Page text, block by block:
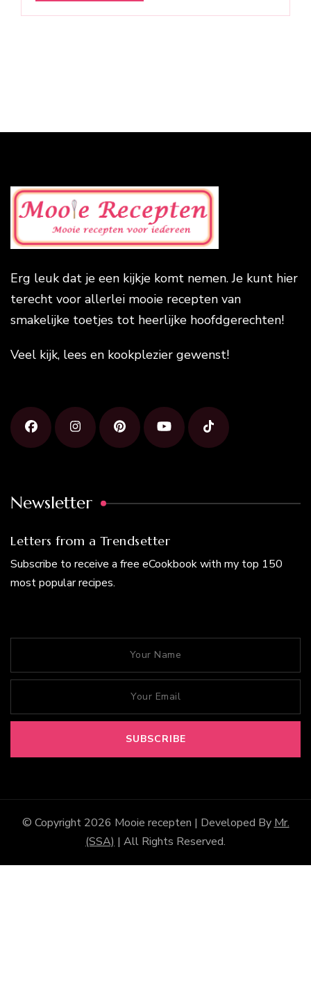
Erg leuk dat je een kijkje komt nemen. Je kunt hier
terecht voor allerlei mooie recepten van
smakelijke toetjes tot heerlijke hoofdgerechten!
Veel kijk, lees en kookplezier gewenst!
Newsletter
Letters from a Trendsetter
Subscribe to receive a free eCookbook with my top 150
most popular recipes.
© Copyright 2026 Mooie recepten | Developed By Mr.
(SSA) | All Rights Reserved.